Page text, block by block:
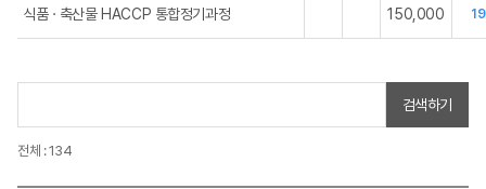
식품 · 축산물 HACCP 통합정기과정 150,000 19
전체 : 134
검색하기